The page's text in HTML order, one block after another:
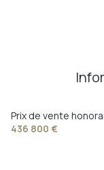
Prix de vente
436 800 €